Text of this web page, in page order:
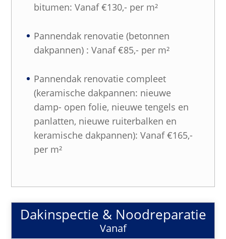
bitumen: Vanaf €130,- per m²
Pannendak renovatie (betonnen
dakpannen) : Vanaf €85,- per m²
Pannendak renovatie compleet
(keramische dakpannen: nieuwe
damp- open folie, nieuwe tengels en
panlatten, nieuwe ruiterbalken en
keramische dakpannen): Vanaf €165,-
per m²
Dakinspectie & Noodreparatie
Vanaf